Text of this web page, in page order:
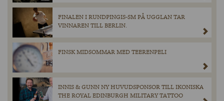
FINALEN I RUNDPINGIS-SM PÅ UGGLAN TAR
VINNAREN TILL BERLIN.
FINSK MIDSOMMAR MED TEERENPELI
INNIS & GUNN NY HUVUDSPONSOR TILL IKONISKA
THE ROYAL EDINBURGH MILITARY TATTOO